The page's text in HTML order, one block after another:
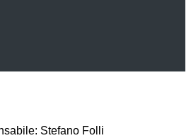
Stefano Folli